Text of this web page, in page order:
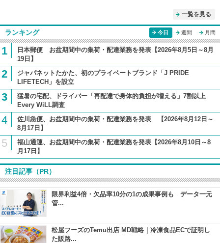
一覧を見る
ランキング 今日 週間 月間
1
日本郵便 お盆期間中の集荷・配達業務を発表【2026年8月5日～8月
19日】
2
ジャパネットたかた、初のプライベートブランド「J PRIDE
LIFETECH」を設立
3
猛暑の宅配、ドライバー「再配達で身体的負担が増える」7割以上
Every WiLL調査
4
佐川急便、お盆期間中の集荷・配達業務を発表 【2026年8月12日～
8月17日】
5
福山通運、お盆期間中の集荷・配達業務を発表【2026年8月10日～8
月17日】
注目記事（PR）
限界利益4倍・欠品率10分の1の成果事例も データ一元
管...
松屋フーズのTemu出店 MD戦略｜冷凍食品ECで証明し
た販路...